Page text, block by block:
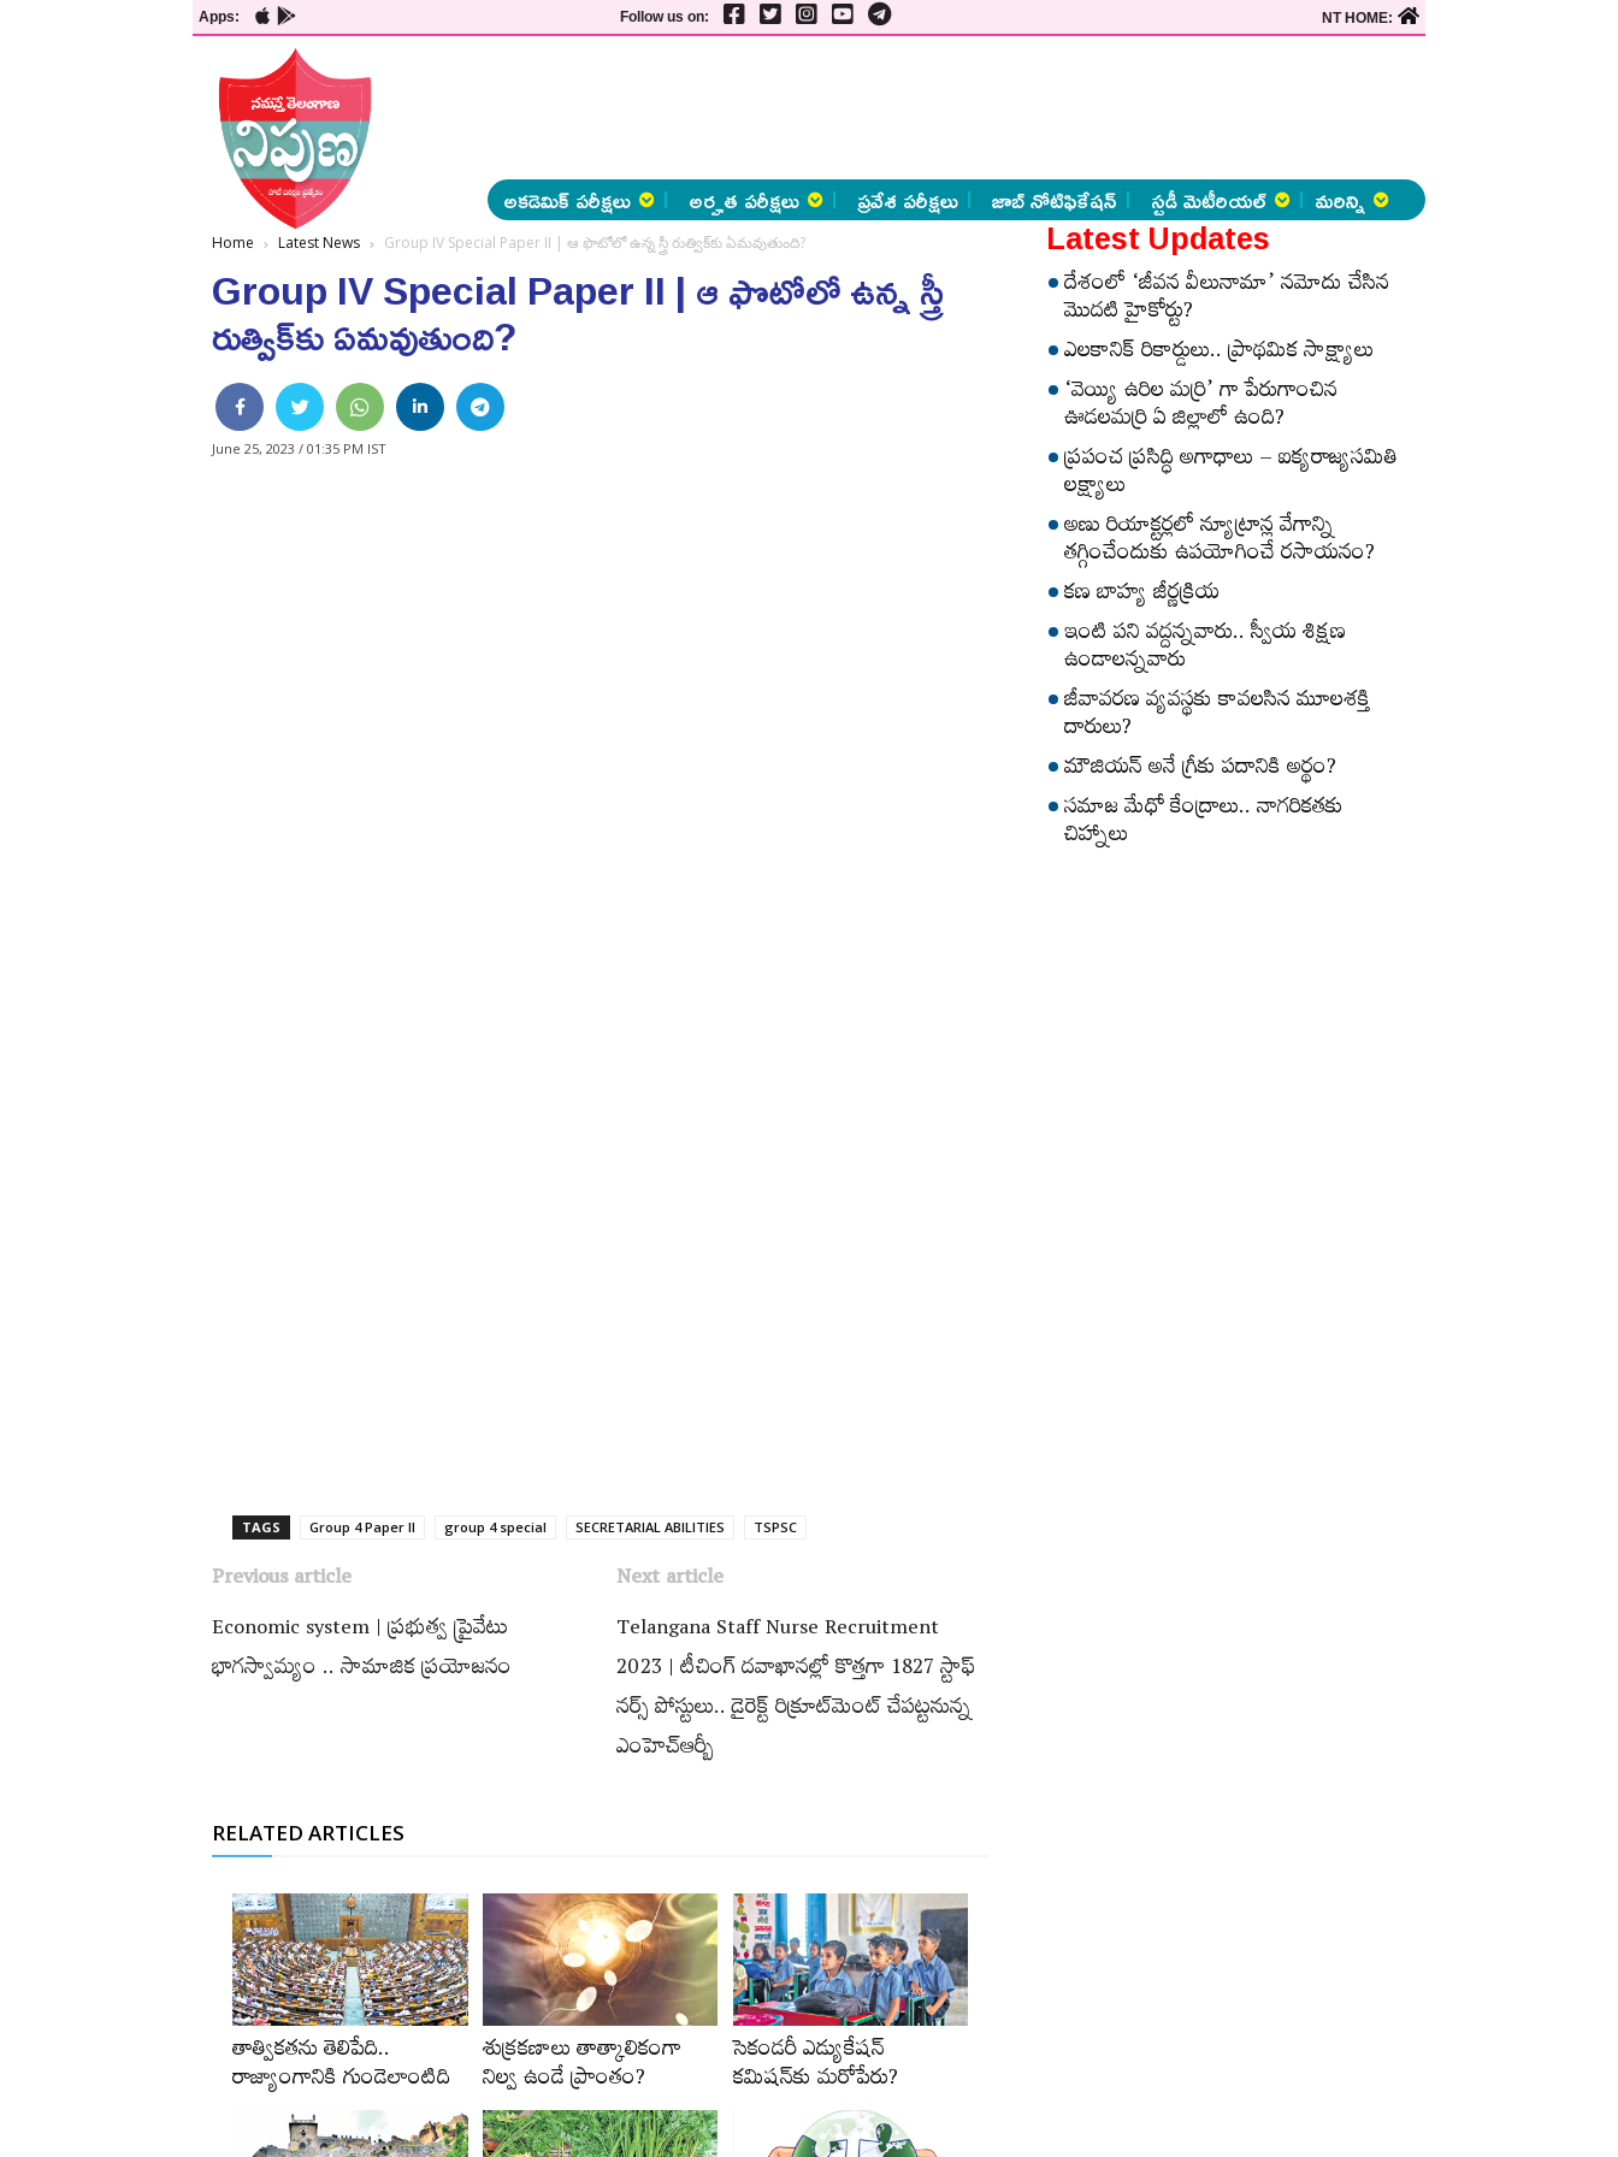
Apps: Follow us on: NT HOME:
అకడెమిక్ పరీక్షలు అర్హత పరీక్షలు ప్రవేశ పరీక్షలు జాబ్ నోటిఫికేషన్ స్టడీ మెటీరియల్ మరిన్ని
Home Latest News Group IV Special Paper II | ఆ ఫొటోలో ఉన్న స్త్రీ రుత్విక్‌కు ఏమవుతుంది?
Group IV Special Paper II | ఆ ఫొటోలో ఉన్న స్త్రీ
రుత్విక్‌కు ఏమవుతుంది?
June 25, 2023 / 01:35 PM IST
TAGS Group 4 Paper II group 4 special SECRETARIAL ABILITIES TSPSC
Previous article
Economic system | ప్రభుత్వ ప్రైవేటు
భాగస్వామ్యం .. సామాజిక ప్రయోజనం
Next article
Telangana Staff Nurse Recruitment
2023 | టీచింగ్‌ దవాఖానల్లో కొత్తగా 1827 స్టాఫ్‌
నర్స్‌ పోస్టులు.. డైరెక్ట్‌ రిక్రూట్‌మెంట్‌ చేపట్టనున్న
ఎంహెచ్‌ఆర్బీ
RELATED ARTICLES
తాత్వికతను తెలిపేది..
రాజ్యాంగానికి గుండెలాంటిది
శుక్రకణాలు తాత్కాలికంగా
నిల్వ ఉండే ప్రాంతం?
సెకండరీ ఎడ్యుకేషన్‌
కమిషన్‌కు మరోపేరు?
Latest Updates
దేశంలో ‘జీవన వీలునామా’ నమోదు చేసిన
మొదటి హైకోర్టు?
ఎలకానిక్‌ రికార్డులు.. ప్రాథమిక సాక్ష్యాలు
‘వెయ్యి ఉరిల మర్రి’ గా పేరుగాంచిన
ఊడలమర్రి ఏ జిల్లాలో ఉంది?
ప్రపంచ ప్రసిద్ధి అగాధాలు – ఐక్యరాజ్యసమితి
లక్ష్యాలు
అణు రియాక్టర్లలో న్యూట్రాన్ల వేగాన్ని
తగ్గించేందుకు ఉపయోగించే రసాయనం?
కణ బాహ్య జీర్ణక్రియ
ఇంటి పని వద్దన్నవారు.. స్వీయ శిక్షణ
ఉండాలన్నవారు
జీవావరణ వ్యవస్థకు కావలసిన మూలశక్తి
దారులు?
మౌజియన్‌ అనే గ్రీకు పదానికి అర్థం?
సమాజ మేధో కేంద్రాలు.. నాగరికతకు
చిహ్నాలు